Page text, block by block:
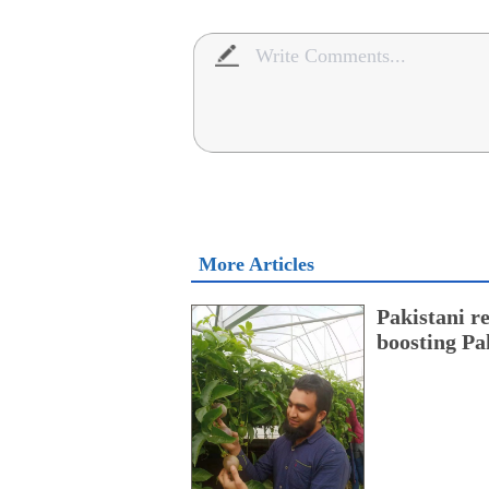
More Articles
Pakistani
boosting